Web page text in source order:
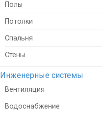
Полы
Потолки
Спальня
Стены
Инженерные системы
Вентиляция
Водоснабжение